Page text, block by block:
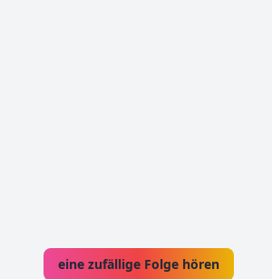
eine zufällige Folge hören